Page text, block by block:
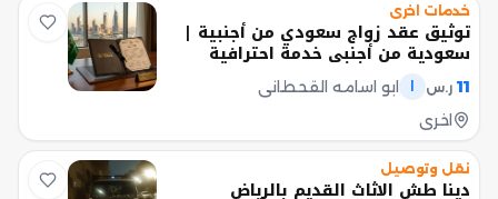
خدمات اخرى
توثيق عقد زواج سعودي من أجنبية |
سعودية من أجنبي خدمة احترافية
وسريعة في إنهاء إجراءات توثيق عقد
الزواج توثيق عقد زواج سعودي من
أجنبية توثيق عقد زواج سعودية من
أجنبي متابعة كاملة للمعاملة حتى صدور
عقد الزواج الرسمي بإذن الله. خدماتنا
تشمل - مراجعة المستندات والمتطلبات
11 ر.س
ابو اسامه القحطاني
اخرى
نقل وتوصيل
دينا طش الاثاث القديم بالرياض